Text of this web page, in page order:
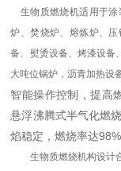
生物质燃烧机适用于涂
炉、焚烧炉、熔炼炉、
备、熨烫设备、烤漆设备
大吨位锅炉，沥青加热设
智能操作控制，提高
悬浮沸腾式半气化燃
焰稳定，燃烧率达98%
生物质燃烧机构设计合